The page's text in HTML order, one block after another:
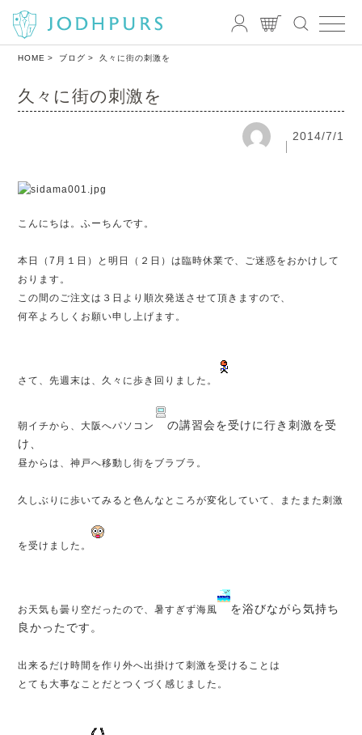
HOME ブログ 久々に街の刺激を
久々に街の刺激を
2014/7/1
こんにちは。ふーちんです。
本日（7月１日）と明日（２日）は臨時休業で、ご迷惑をおかけして
おります。
この間のご注文は３日より順次発送させて頂きますので、
何卒よろしくお願い申し上げます。
さて、先週末は、久々に歩き回りました。
朝イチから、大阪へパソコン
の講習会を受けに行き刺激を受
け、
昼からは、神戸へ移動し街をブラブラ。
久しぶりに歩いてみると色んなところが変化していて、またまた刺激
を受けました。
お天気も曇り空だったので、暑すぎず海風
を浴びながら気持ち
良かったです。
出来るだけ時間を作り外へ出掛けて刺激を受けることは
とても大事なことだとつくづく感じました。